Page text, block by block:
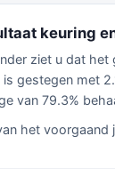
keuring
ziet u dat
gestegen met
van 79.3%
het voorgaand